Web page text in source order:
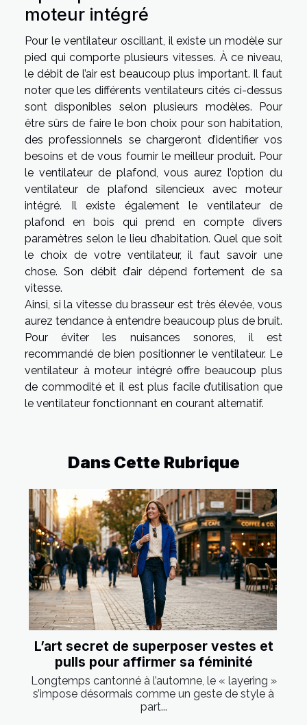
moteur intégré
Pour le ventilateur oscillant, il existe un modèle sur
pied qui comporte plusieurs vitesses. À ce niveau,
le débit de l’air est beaucoup plus important. Il faut
noter que les différents ventilateurs cités ci-dessus
sont disponibles selon plusieurs modèles. Pour
être sûrs de faire le bon choix pour son habitation,
des professionnels se chargeront d’identifier vos
besoins et de vous fournir le meilleur produit. Pour
le ventilateur de plafond, vous aurez l’option du
ventilateur de plafond silencieux avec moteur
intégré. Il existe également le ventilateur de
plafond en bois qui prend en compte divers
paramètres selon le lieu d’habitation. Quel que soit
le choix de votre ventilateur, il faut savoir une
chose. Son débit d’air dépend fortement de sa
vitesse.
Ainsi, si la vitesse du brasseur est très élevée, vous
aurez tendance à entendre beaucoup plus de bruit.
Pour éviter les nuisances sonores, il est
recommandé de bien positionner le ventilateur. Le
ventilateur à moteur intégré offre beaucoup plus
de commodité et il est plus facile d’utilisation que
le ventilateur fonctionnant en courant alternatif.
Dans Cette Rubrique
L’art secret de superposer vestes et
pulls pour affirmer sa féminité
Longtemps cantonné à l’automne, le « layering »
s’impose désormais comme un geste de style à
part...